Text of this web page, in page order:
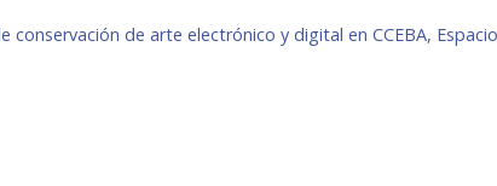
conservación de arte electrónico y digital en CCEBA,